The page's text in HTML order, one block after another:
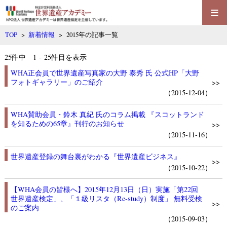
≡
TOP > 新着情報 > 2015年の記事一覧
25件中 1 - 25件目を表示
WHA正会員で世界遺産写真家の大野 泰秀 氏 公式HP「大野
フォトギャラリー」のご紹介
（2015-12-04）
>>
WHA賛助会員・鈴木 真紀 氏のコラム掲載 『スコットランド
を知るための65章』刊行のお知らせ
（2015-11-16）
>>
世界遺産登録の舞台裏がわかる『世界遺産ビジネス』
（2015-10-22）
>>
【WHA会員の皆様へ】2015年12月13日（日）実施「第22回
世界遺産検定」、「１級リスタ（Re-study）制度」 無料受検
のご案内
（2015-09-03）
>>